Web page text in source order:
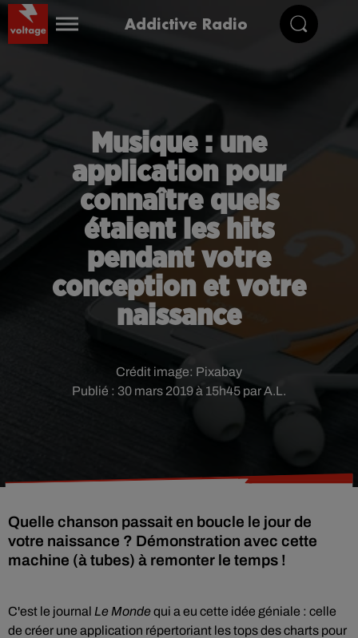
Addictive Radio
Musique : une
application pour
connaître quels
étaient les hits
pendant votre
conception et votre
naissance
Publié : 30 mars 2019 à 15h45 par A.L.
Crédit image: Pixabay
Quelle chanson passait en boucle le jour de
votre naissance ? Démonstration avec cette
machine (à tubes) à remonter le temps !
C'est le journal Le Mondequi a eu cette idée géniale : celle
de créer une application répertoriant les tops des charts pour